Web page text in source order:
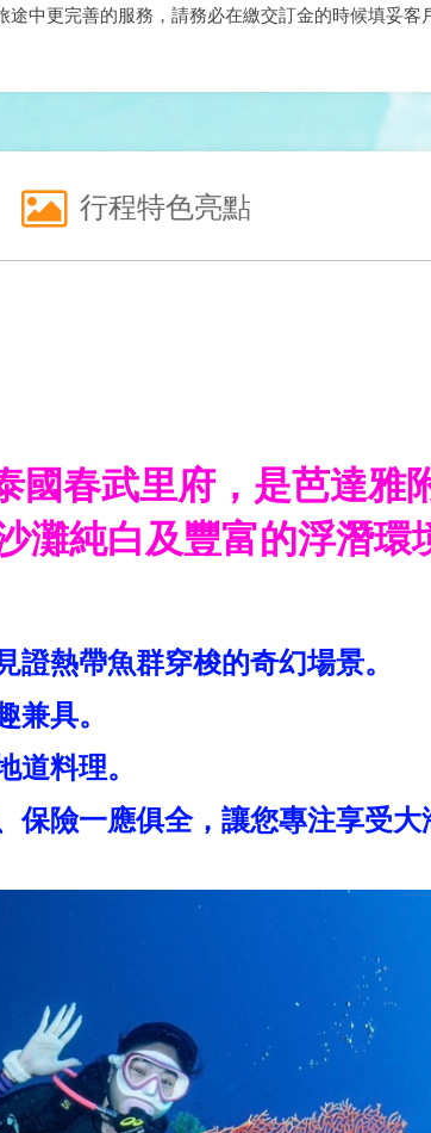
中更完善的服務，請務必在繳交訂金的時候填妥客
行程特色亮點
春武里府，是芭達雅
灘純白及豐富的浮潛環
熱帶魚群穿梭的奇幻場景。
兼具。
料理。
險一應俱全，讓您專注享受大